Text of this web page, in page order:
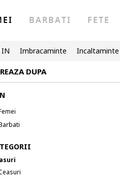
BARBATI FETE
IN Imbracaminte Incaltaminte
DUPA